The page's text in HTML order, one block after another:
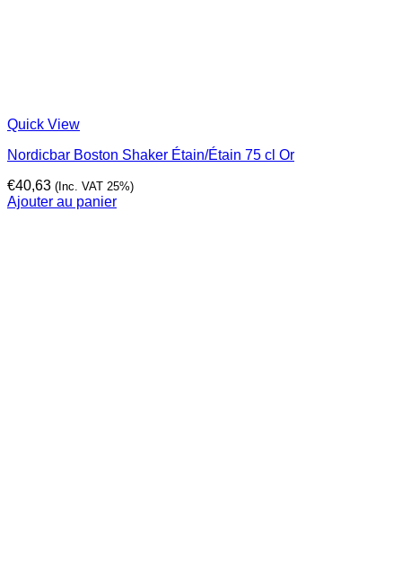
Quick View
Nordicbar Boston Shaker Étain/Étain 75 cl Or
€40,63 (Inc. VAT 25%)
Ajouter au panier